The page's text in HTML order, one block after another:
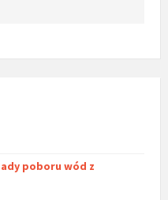
poboru wód z